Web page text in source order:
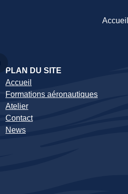
Accueil
PLAN DU SITE
Accueil
Formations aéronautiques
Atelier
Contact
News